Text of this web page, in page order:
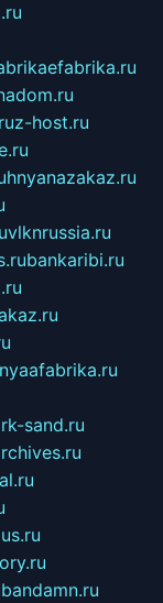
z-host.ru
vlknrussia.ru
bankaribi.ru
sand.ru
bandamn.ru